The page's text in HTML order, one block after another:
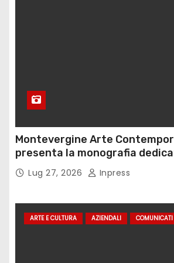
Montevergine Arte
presenta la monografia
Adorno
Lug 27, 2026 Inpress
ARTE E CULTURA AZIENDALI COMUNICATI